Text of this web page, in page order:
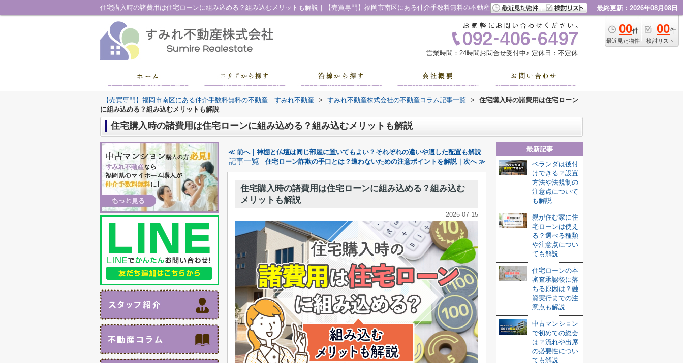
住宅購入時の諸費用は住宅ローンに組み込める？組み込むメリットも解説｜【売買専門】福岡市南区にある仲介手数料無料の不動産｜すみれ不動産 最終更新：2026年08月08日
00件
最近見た物件
00件
検討リスト
営業時間：24時間お問合せ受付中♪ 定休日：不定休
【売買専門】福岡市南区にある仲介手数料無料の不動産｜すみれ不動産 > すみれ不動産株式会社の不動産コラム記事一覧 >
住宅購入時の諸費用は住宅ローン
に組み込める？組み込むメリットも解説
住宅購入時の諸費用は住宅ローンに組み込める？組み込むメリットも解説
≪ 前へ｜神棚と仏壇は同じ部屋に置いてもよい？それぞれの違いや適した配置も解説
記事一覧 住宅ローン詐欺の手口とは？遭わないための注意ポイントを解説｜次へ ≫
住宅購入時の諸費用は住宅ローンに組み込める？組み込む
メリットも解説
2025-07-15
最新記事
ベランダは後付
けできる？設置
方法や法規制の
注意点について
も解説
親が住む家に住
宅ローンは使え
る？選べる種類
や注意点につい
ても解説
住宅ローンの本
審査承認後に落
ちる原因は？融
資実行までの注
意点も解説
中古マンション
で初めての総会
は？流れや出席
の必要性につい
ても解説